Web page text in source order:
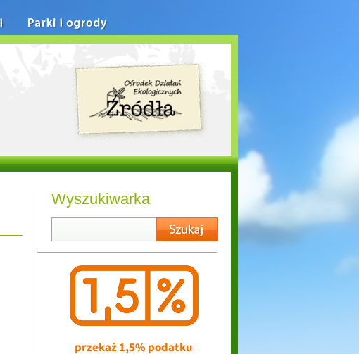
Wyszukiwarka
Parki i ogrody